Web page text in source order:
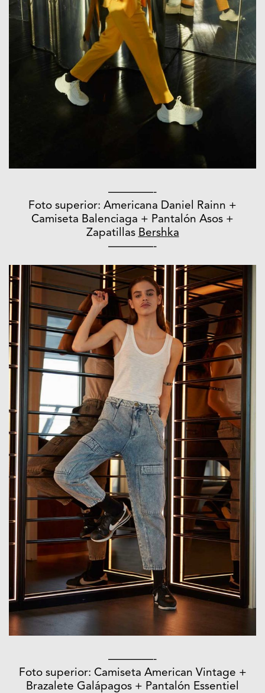
————-
Foto superior: Americana Daniel Rainn +
Camiseta Balenciaga + Pantalón Asos +
Zapatillas Bershka
————-
————-
Foto superior: Camiseta American Vintage +
Brazalete Galápagos + Pantalón Essentiel